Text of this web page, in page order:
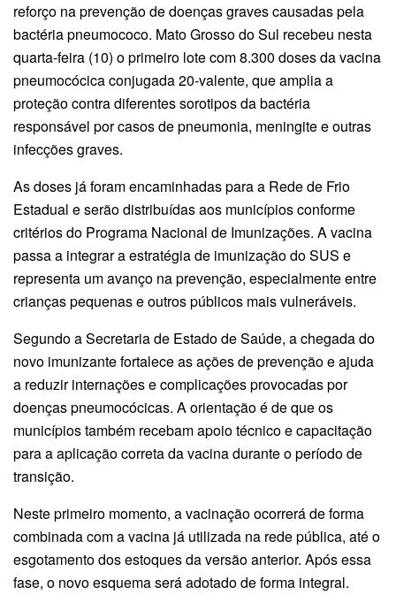
reforço na prevenção de doenças graves causadas pela
bactéria pneumococo. Mato Grosso do Sul recebeu nesta
quarta-feira (10) o primeiro lote com 8.300 doses da vacina
pneumocócica conjugada 20-valente, que amplia a
proteção contra diferentes sorotipos da bactéria
responsável por casos de pneumonia, meningite e outras
infecções graves.
As doses já foram encaminhadas para a Rede de Frio
Estadual e serão distribuídas aos municípios conforme
critérios do Programa Nacional de Imunizações. A vacina
passa a integrar a estratégia de imunização do SUS e
representa um avanço na prevenção, especialmente entre
crianças pequenas e outros públicos mais vulneráveis.
Segundo a Secretaria de Estado de Saúde, a chegada do
novo imunizante fortalece as ações de prevenção e ajuda
a reduzir internações e complicações provocadas por
doenças pneumocócicas. A orientação é de que os
municípios também recebam apoio técnico e capacitação
para a aplicação correta da vacina durante o período de
transição.
Neste primeiro momento, a vacinação ocorrerá de forma
combinada com a vacina já utilizada na rede pública, até o
esgotamento dos estoques da versão anterior. Após essa
fase, o novo esquema será adotado de forma integral.